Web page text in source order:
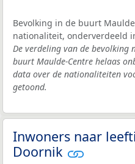
Bevolking in de buurt
nationaliteit, onderverdeeld
De verdeling van de
buurt Maulde-Centre helaas
data over de nationaliteiten
getoond.
Inwoners naar
Doornik